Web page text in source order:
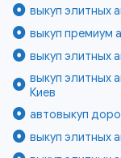
выкуп элитных
выкуп премиум
выкуп элитных
выкуп элитных
Киев
автовыкуп
выкуп элитных